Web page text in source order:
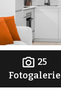
25
Fotogalerie